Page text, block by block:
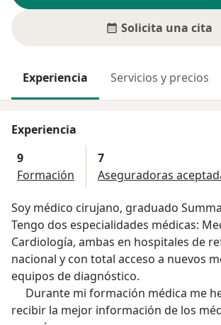
Solicita una cita
Experiencia Servicios y precios
Experiencia
9
Formación
7
Aseguradoras
Soy médico cirujano, graduado
Tengo dos especialidades médicas:
Cardiología, ambas en hospitales de
nacional y con total acceso a nuevos
equipos de diagnóstico.
Durante mi formación médica me
recibir la mejor información de los